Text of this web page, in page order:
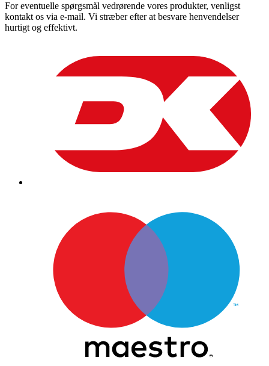
For eventuelle spørgsmål vedrørende vores produkter, venligst
kontakt os via e-mail. Vi stræber efter at besvare henvendelser
hurtigt og effektivt.